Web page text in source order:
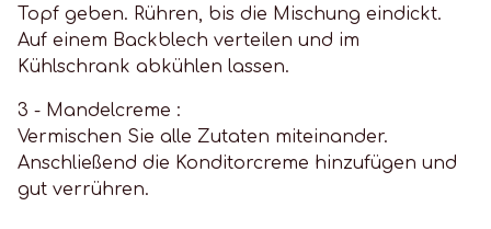
Topf geben. Rühren, bis die Mischung eindickt.
Auf einem Backblech verteilen und im
Kühlschrank abkühlen lassen.
3 - Mandelcreme :
Vermischen Sie alle Zutaten miteinander.
Anschließend die Konditorcreme hinzufügen und
gut verrühren.